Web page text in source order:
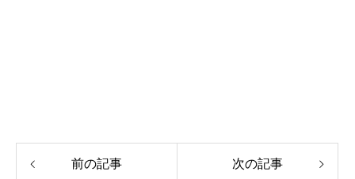
前の記事 次の記事